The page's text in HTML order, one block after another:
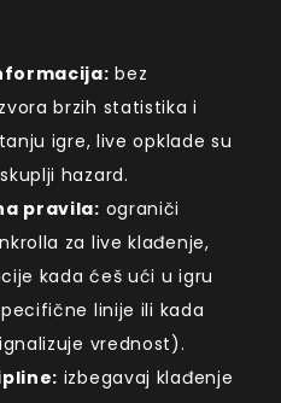
bez
brzih statistika i
igre, live opklade su
hazard.
pravila: ograniči
za live klađenje,
kada ćeš ući u igru
linije ili kada
vrednost).
izbegavaj klađenje